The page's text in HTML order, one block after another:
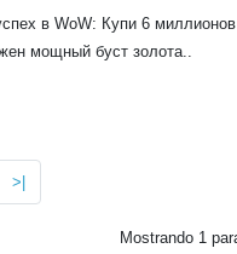
в WoW: Купи 6
мощный буст золота..
>|
Mostrando 1